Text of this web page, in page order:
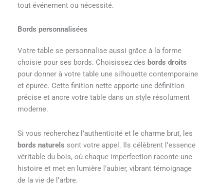
tout événement ou nécessité.
Bords personnalisées
Votre table se personnalise aussi grâce à la forme
choisie pour ses bords. Choisissez des bords droits
pour donner à votre table une silhouette contemporaine
et épurée. Cette finition nette apporte une définition
précise et ancre votre table dans un style résolument
moderne.
Si vous recherchez l’authenticité et le charme brut, les
bords naturels sont votre appel. Ils célèbrent l’essence
véritable du bois, où chaque imperfection raconte une
histoire et met en lumière l’aubier, vibrant témoignage
de la vie de l’arbre.